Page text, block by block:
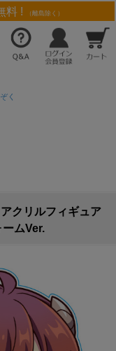
料 ! （離島除く）
く
クリルフィギュア
ムVer.